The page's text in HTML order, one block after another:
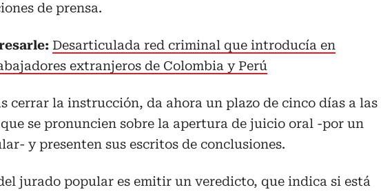
de prensa.
Desarticulada red criminal que introducía en
extranjeros de Colombia y Perú
cerrar la instrucción, da ahora un plazo de cinco días a las
se pronuncien sobre la apertura de juicio oral -por un
y presenten sus escritos de conclusiones.
jurado popular es emitir un veredicto, que indica si está